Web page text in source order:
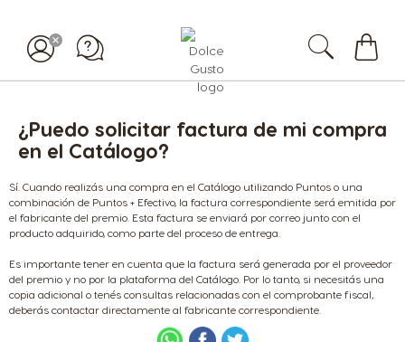
¿Puedo solicitar factura de mi compra
en el Catálogo?
Sí. Cuando realizás una compra en el Catálogo utilizando Puntos o una
combinación de Puntos + Efectivo, la factura correspondiente será emitida por
el fabricante del premio. Esta factura se enviará por correo junto con el
producto adquirido, como parte del proceso de entrega.
Es importante tener en cuenta que la factura será generada por el proveedor
del premio y no por la plataforma del Catálogo. Por lo tanto, si necesitás una
copia adicional o tenés consultas relacionadas con el comprobante fiscal,
deberás contactar directamente al fabricante correspondiente.